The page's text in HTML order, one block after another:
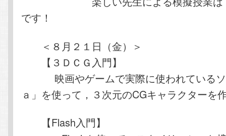
です！
＜８月２１日（金）＞
【３ＤＣＧ入門】
映画やゲームで実際に使われているソ
ａ」を使って，３次元のCGキャラクターを
【Flash入門】